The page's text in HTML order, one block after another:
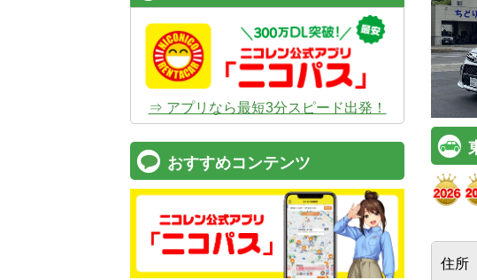
住所
⇒ アプリなら最短3分スピード出発！
おすすめコンテンツ